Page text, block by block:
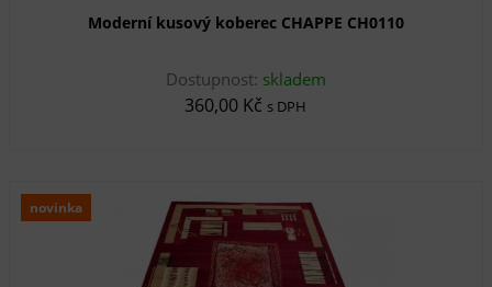
Moderní kusový koberec CHAPPE CH0110
Dostupnost: skladem
360,00 Kč s DPH
novinka